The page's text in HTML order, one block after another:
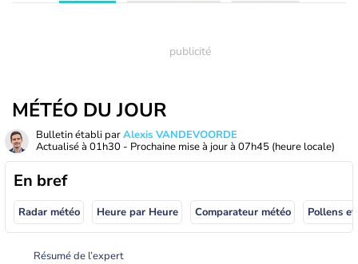
MÉTÉO DU JOUR
Bulletin établi parAlexis VANDEVOORDE
Actualisé à 01h30 - Prochaine mise à jour à 07h45 (heure locale)
En bref
Radar météo Heure par Heure Comparateur météo Pollens
Résumé de l’expert